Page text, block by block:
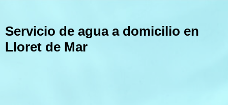
Servicio de agua a domicilio en
Lloret de Mar